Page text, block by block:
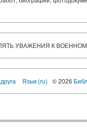
УВАЖЕНИЯ К
Язык (ru) © 2026